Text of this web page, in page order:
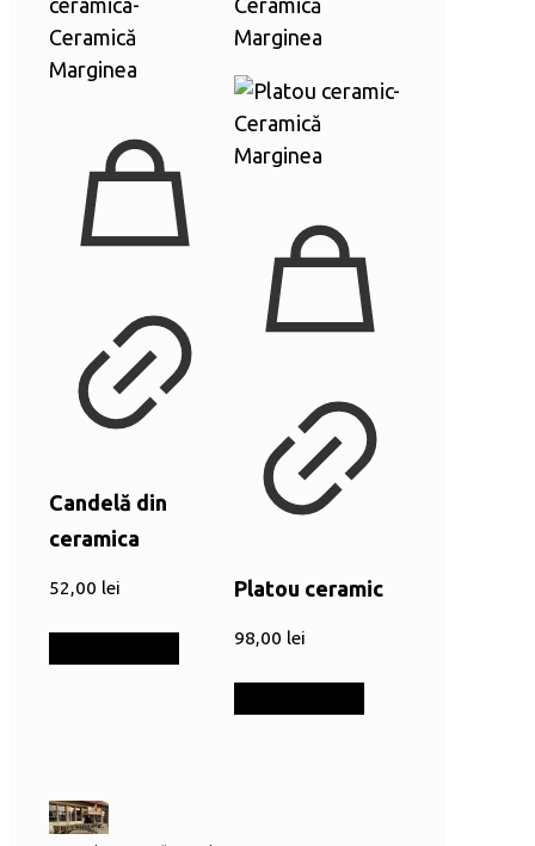
Candelă din
ceramica
52,00 lei Platou ceramic
98,00 lei